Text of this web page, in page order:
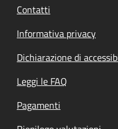
Contatti
Informativa privacy
Dichiarazione di
Leggi le FAQ
Pagamenti